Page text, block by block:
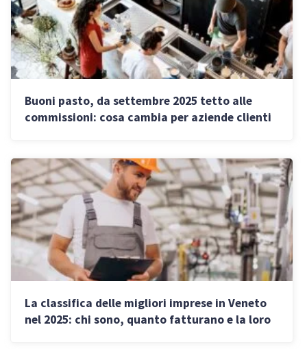
Buoni pasto, da settembre 2025 tetto alle
commissioni: cosa cambia per aziende clienti
La classifica delle migliori imprese in Veneto
nel 2025: chi sono, quanto fatturano e la loro